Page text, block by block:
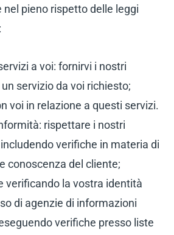
nel pieno rispetto delle leggi
a voi: fornirvi i nostri
servizio da voi richiesto;
voi in relazione a questi servizi.
rispettare i nostri
verifiche in materia di
conoscenza del cliente;
verificando la vostra identità
di agenzie di informazioni
verifiche presso liste